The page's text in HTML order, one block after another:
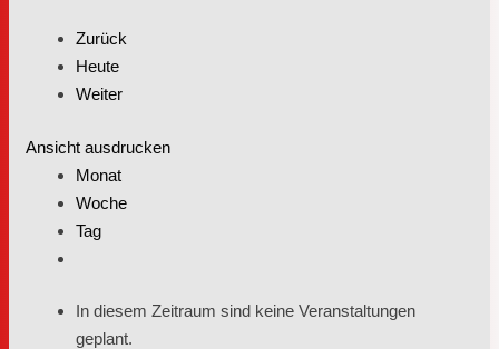
Zurück
Heute
Weiter
Ansicht ausdrucken
Monat
Woche
Tag
In diesem Zeitraum sind keine Veranstaltungen
geplant.